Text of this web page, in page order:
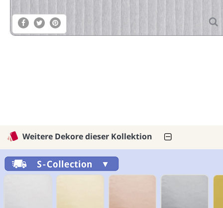
Weitere Dekore dieser Kollektion